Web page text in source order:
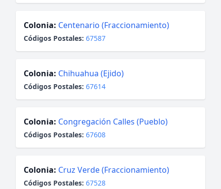
Colonia: Centenario (Fraccionamiento)
Códigos Postales: 67587
Colonia: Chihuahua (Ejido)
Códigos Postales: 67614
Colonia: Congregación Calles (Pueblo)
Códigos Postales: 67608
Colonia: Cruz Verde (Fraccionamiento)
Códigos Postales: 67528